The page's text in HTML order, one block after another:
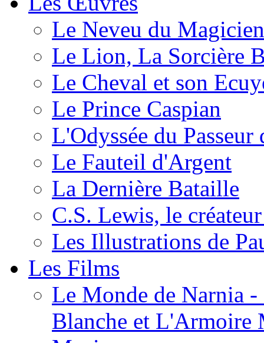
Le Neveu du Magicien
Le Lion, La Sorcière
Le Cheval et son
Le Prince Caspian
L'Odyssée du
Le Fauteil d'Argent
La Dernière Bataille
C.S. Lewis, le
Les Illustrations de
Les Films
Le Monde de Narnia
Blanche et L'Armoire